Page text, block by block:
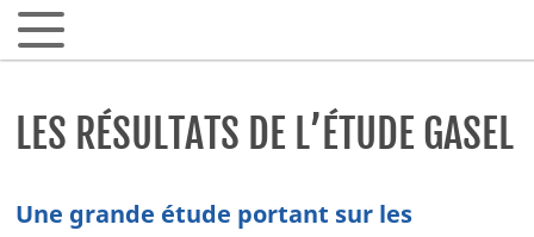
ARTICLES SCIENTIFIQUES
LES RÉSULTATS DE L’ÉTUDE GASEL
Une grande étude portant sur les